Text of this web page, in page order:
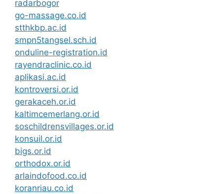
radarbogor
go-massage.co.id
stthkbp.ac.id
smpn5tangsel.sch.id
onduline-registration.id
rayendraclinic.co.id
aplikasi.ac.id
kontroversi.or.id
gerakaceh.or.id
kaltimcemerlang.or.id
soschildrensvillages.or.id
konsuil.or.id
bigs.or.id
orthodox.or.id
arlaindofood.co.id
koranriau.co.id